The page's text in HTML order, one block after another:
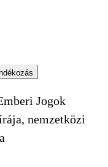
Jogok
nemzetközi